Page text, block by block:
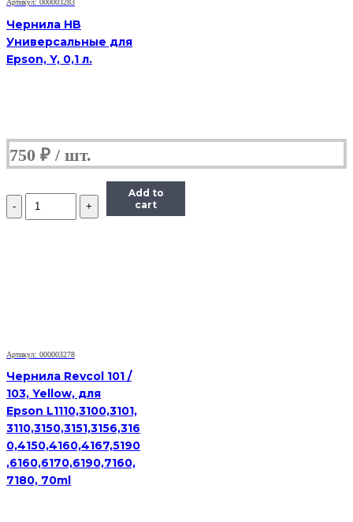
Артикул: 000003283
Чернила HB
Универсальные для
Epson, Y, 0,1 л.
750 ₽
Количество
Чернила
0,1
л
Add to
cart
Артикул: 000003278
Чернила Revcol 101 /
103, Yellow, для
Epson L1110,3100,3101,
3110,3150,3151,3156,316
0,4150,4160,4167,5190
,6160,6170,6190,7160,
7180, 70ml